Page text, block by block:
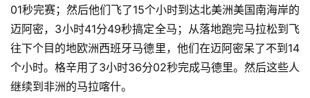
01秒完赛；然后他们飞了15个小时到达北美洲美国南海岸的
迈阿密，3小时41分49秒搞定全马；从落地跑完马拉松到飞
往下个目的地欧洲西班牙马德里，他们在迈阿密呆了不到14
个小时。格辛用了3小时36分02秒完成马德里。然后这些人
继续到非洲的马拉喀什。